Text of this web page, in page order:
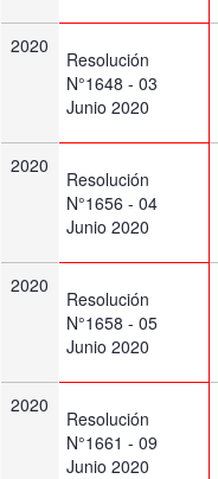
2020
Resolución
N°1648 - 03
Junio 2020
2020
Resolución
N°1656 - 04
Junio 2020
2020
Resolución
N°1658 - 05
Junio 2020
2020
Resolución
N°1661 - 09
Junio 2020